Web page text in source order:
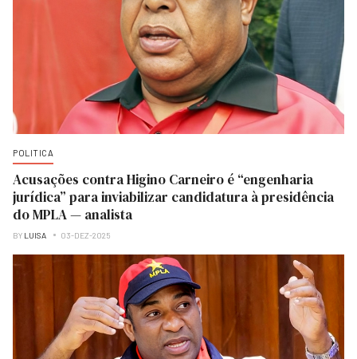
POLITICA
Acusações contra Higino Carneiro é “engenharia
jurídica” para inviabilizar candidatura à presidência
do MPLA — analista
BY LUISA 03-DEZ-2025